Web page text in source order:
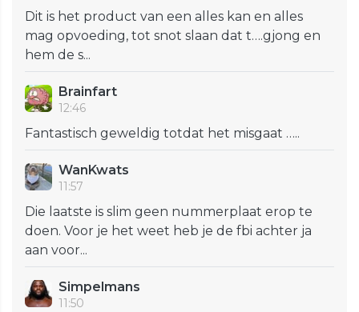
Dit is het product van een alles kan en alles
mag opvoeding, tot snot slaan dat t….gjong en
hem de s...
Brainfart
12:46
Fantastisch geweldig totdat het misgaat …..
WanKwats
11:57
Die laatste is slim geen nummerplaat erop te
doen. Voor je het weet heb je de fbi achter ja
aan voor...
Simpelmans
11:50